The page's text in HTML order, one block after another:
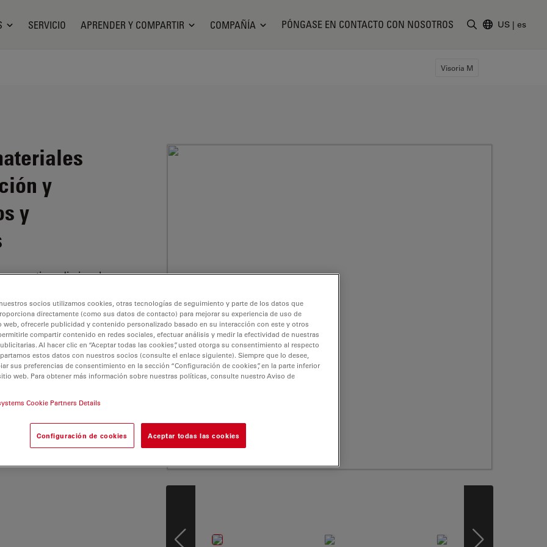
SERVICIO APRENDER Y COMPARTIR COMPAÑÍA PÓNGASE EN CONTACTO CON NOSOTROS US | es
Visoria M
y
y
sus rutinas diarias al
M se destina a
electrónica y de
la vida. Agilice sus
de iluminación
puede
gracias al diseño
incluye el
para la
socios utilizamos cookies, otras tecnologías de seguimiento y parte de los datos que
directamente (como sus datos de contacto) para mejorar su experiencia de uso de
web, ofrecerle publicidad y contenido personalizado basado en su interacción con este y otros
compartir contenido en redes sociales, efectuar análisis y medir la efectividad de nuestras
Al hacer clic en “Aceptar todas las cookies”, usted otorga su consentimiento al respecto
estos datos con nuestros socios (consulte el enlace siguiente). Siempre que lo desee,
sus preferencias de consentimiento en la sección “Configuración de cookies”, en la parte inferior
web. Para obtener más información sobre nuestras políticas, consulte nuestro Aviso de
Cookie Partners Details
Configuración de cookies Aceptar todas las cookies